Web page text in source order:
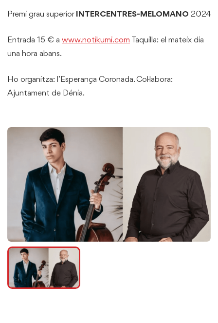
Premi grau superior INTERCENTRES-MELOMANO 2024
Entrada 15 € a www.notikumi.com Taquilla: el mateix dia
una hora abans.
Ho organitza: l’Esperança Coronada. Col·labora:
Ajuntament de Dénia.